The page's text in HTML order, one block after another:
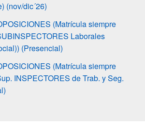
(nov/dic´26)
(Matrícula siempre
Laborales
(Presencial)
(Matrícula siempre
INSPECTORES de Trab. y Seg.